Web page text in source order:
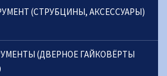
(СТРУБЦИНЫ, АКСЕССУАРЫ)
(ДВЕРНОE ГАЙКОВЁРТЫ